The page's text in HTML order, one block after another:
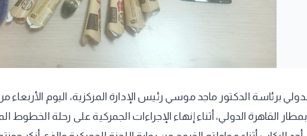
برئاسة الدكتور ماجد موسي رئيس الإدارة المركزية، اليوم
القاهرة الدولي، أثناء إنهاء الإجراءات الجمركية على رحلة